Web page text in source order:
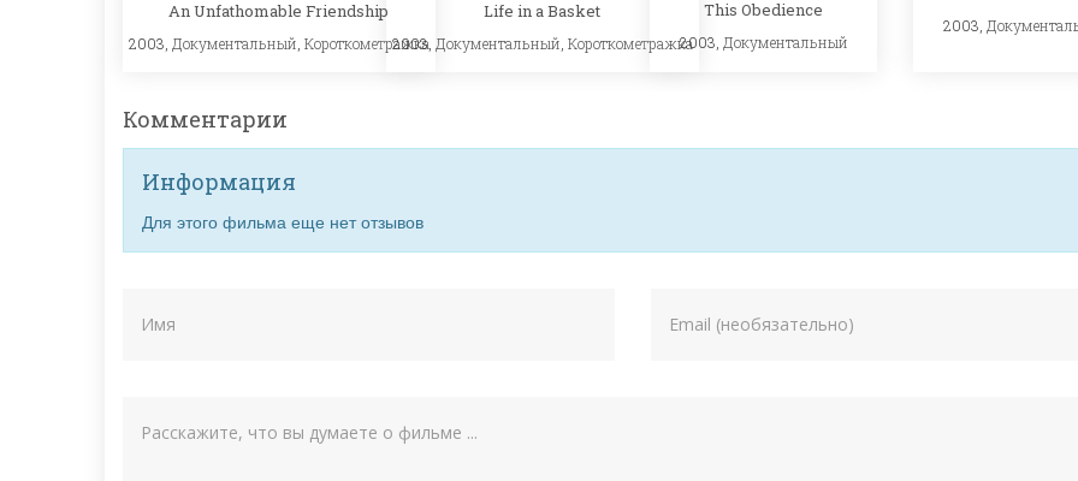
An Unfathomable Friendship
2003, Документальный Короткометражка
Life in a Basket
2003, Документальный Короткометражка
This Obedience
2003, Документальный
2003,
Комментарии
Информация
Для этого фильма еще нет отзывов